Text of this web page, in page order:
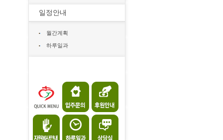
일정안내
월간계획
하루일과